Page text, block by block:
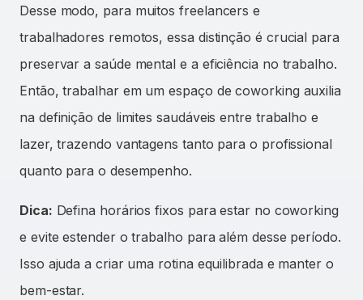
Desse modo, para muitos freelancers e
trabalhadores remotos, essa distinção é crucial para
preservar a saúde mental e a eficiência no trabalho.
Então, trabalhar em um espaço de coworking auxilia
na definição de limites saudáveis entre trabalho e
lazer, trazendo vantagens tanto para o profissional
quanto para o desempenho.
Dica: Defina horários fixos para estar no coworking
e evite estender o trabalho para além desse período.
Isso ajuda a criar uma rotina equilibrada e manter o
bem-estar.